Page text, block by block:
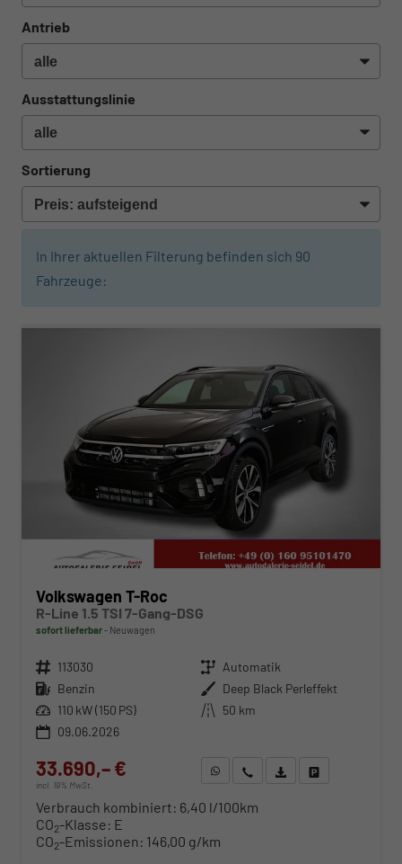
Antrieb
Ausstattungslinie
Sortierung
In Ihrer aktuellen Filterung befinden sich 90
Fahrzeuge:
ab 342,– € mtl.
Volkswagen T-Roc
R-Line 1.5 TSI 7-Gang-DSG
sofort lieferbar Neuwagen
Fahrzeugnr. 113030 Getriebe Automatik
Kraftstoff Benzin Außenfarbe Deep Black Perleffekt
Leistung 110 kW (150 PS) Kilometerstand 50 km
09.06.2026
33.690,– €
incl. 19% MwSt.
WhatsApp anfragen
Wir rufen Sie anFahrzeugexposé (PDF)
Verbrauch kombiniert: 6,40 l/100km
CO2-Klasse: E
CO2-Emissionen: 146,00 g/km